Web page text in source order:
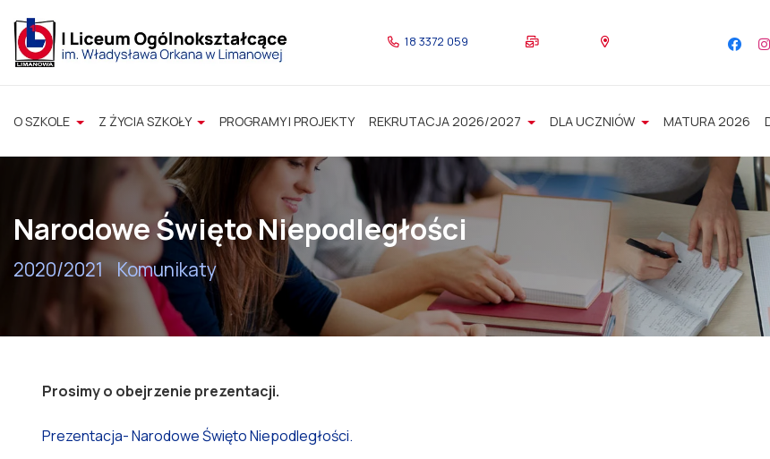
18 3372 059
O SZKOLE Z ŻYCIA SZKOŁY PROGRAMY I PROJEKTY REKRUTACJA 2026/2027 DLA UCZNIÓW MATURA 2026
Narodowe Święto Niepodległości
2020/2021 Komunikaty
Prosimy o obejrzenie prezentacji.
Prezentacja- Narodowe Święto Niepodległości.